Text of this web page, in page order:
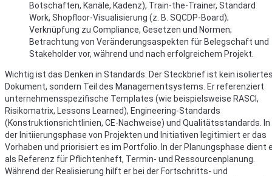
Botschaften, Kanäle, Kadenz), Train-the-Trainer, Standard
Work, Shopfloor-Visualisierung (z. B. SQCDP-Board);
Verknüpfung zu Compliance, Gesetzen und Normen;
Betrachtung von Veränderungsaspekten für Belegschaft und
Stakeholder vor, während und nach erfolgreichem Projekt.
Wichtig ist das Denken in Standards: Der Steckbrief ist kein
Dokument, sondern Teil des Managementsystems. Er referenziert
unternehmensspezifische Templates (wie beispielsweise RASCI,
Risikomatrix, Lessons Learned), Engineering-Standards
(Konstruktionsrichtlinien, CE-Nachweise) und Qualitätsstandards. In
der Initiierungsphase von Projekten und Initiativen legitimiert er das
Vorhaben und priorisiert es im Portfolio. In der Planungsphase dient
als Referenz für Pflichtenheft, Termin- und Ressourcenplanung.
Während der Realisierung hilft er bei der Fortschritts- und